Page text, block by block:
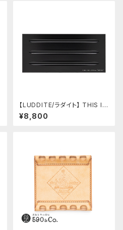
【LUDDITE/ラダイト】 THIS IN
DUSTRIAL Attractive Pen T
ray2（3本用/BK）
¥8,800